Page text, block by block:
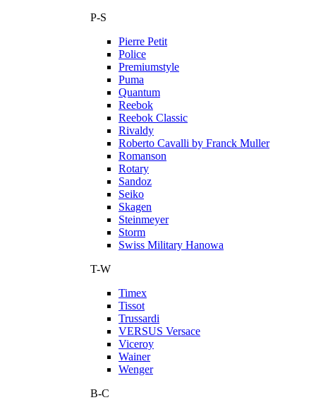
P-S
Pierre Petit
Police
Premiumstyle
Puma
Quantum
Reebok
Reebok Classic
Rivaldy
Roberto Cavalli by Franck Muller
Romanson
Rotary
Sandoz
Seiko
Skagen
Steinmeyer
Storm
Swiss Military Hanowa
T-W
Timex
Tissot
Trussardi
VERSUS Versace
Viceroy
Wainer
Wenger
В-С